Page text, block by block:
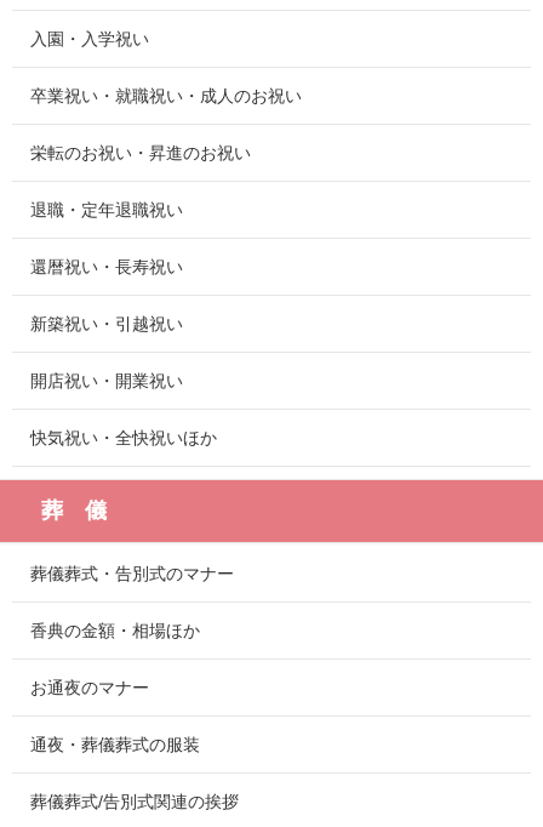
入園・入学祝い
卒業祝い・就職祝い・成人のお祝い
栄転のお祝い・昇進のお祝い
退職・定年退職祝い
還暦祝い・長寿祝い
新築祝い・引越祝い
開店祝い・開業祝い
快気祝い・全快祝いほか
葬 儀
葬儀葬式・告別式のマナー
香典の金額・相場ほか
お通夜のマナー
通夜・葬儀葬式の服装
葬儀葬式/告別式関連の挨拶